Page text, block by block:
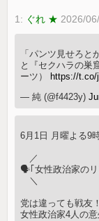
1: ぐれ ★ 2026/
「パンツ見せろ
と『セクハラの巣
ーツ）
https://t.co/
— 純 (@f4423y)
6月1日 月曜よる9
／
🗣️｢女性政治家の
＼
党は違っても戦友！
女性政治家4人の